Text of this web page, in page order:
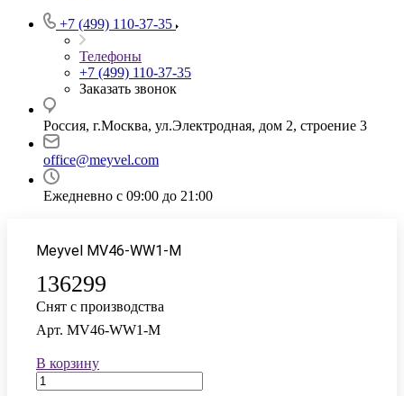
+7 (499) 110-37-35
Телефоны
+7 (499) 110-37-35
Заказать звонок
Россия, г.Москва, ул.Электродная, дом 2, строение 3
office@meyvel.com
Ежедневно с 09:00 до 21:00
Meyvel MV46-WW1-M
136299
Снят с производства
Арт. MV46-WW1-M
В корзину